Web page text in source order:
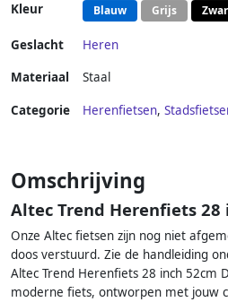
Kleur Blauw Grijs
Geslacht
Heren
Materiaal
Staal
Categorie Herenfietsen,
Omschrijving
Altec Trend Herenfiets 28
Onze Altec fietsen zijn nog niet
doos verstuurd. Zie de handleiding
Altec Trend Herenfiets 28 inch 52cm
moderne fiets, ontworpen met jouw